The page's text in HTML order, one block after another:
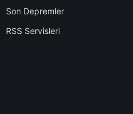
Son Depremler
RSS Servisleri